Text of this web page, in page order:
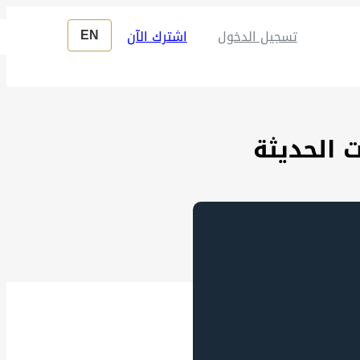
تسجيل الدخول EN
الحديثة